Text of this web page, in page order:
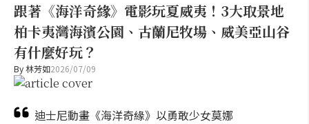
跟著《海洋奇緣》電影玩夏威夷！3大取景地
柏卡夷灣海濱公園、古蘭尼牧場、威美亞山谷
有什麼好玩？
By林芳如2026/07/09
迪士尼動畫《海洋奇緣》以勇敢少女莫娜